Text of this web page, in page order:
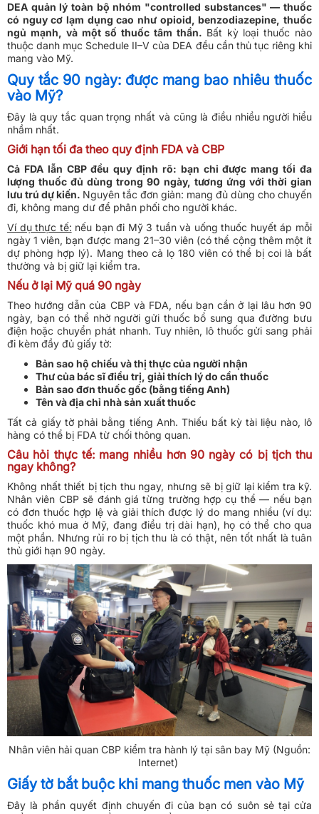
DEA quản lý toàn bộ nhóm "controlled substances" — thuốc
có nguy cơ lạm dụng cao như opioid, benzodiazepine, thuốc
ngủ mạnh, và một số thuốc tâm thần. Bất kỳ loại thuốc nào
thuộc danh mục Schedule II–V của DEA đều cần thủ tục riêng khi
mang vào Mỹ.
Quy tắc 90 ngày: được mang bao nhiêu thuốc
vào Mỹ?
Đây là quy tắc quan trọng nhất và cũng là điều nhiều người hiểu
nhầm nhất.
Giới hạn tối đa theo quy định FDA và CBP
Cả FDA lẫn CBP đều quy định rõ: bạn chỉ được mang tối đa
lượng thuốc đủ dùng trong 90 ngày, tương ứng với thời gian
lưu trú dự kiến. Nguyên tắc đơn giản: mang đủ dùng cho chuyến
đi, không mang dư để phân phối cho người khác.
Ví dụ thực tế: nếu bạn đi Mỹ 3 tuần và uống thuốc huyết áp mỗi
ngày 1 viên, bạn được mang 21–30 viên (có thể cộng thêm một ít
dự phòng hợp lý). Mang theo cả lọ 180 viên có thể bị coi là bất
thường và bị giữ lại kiểm tra.
Nếu ở lại Mỹ quá 90 ngày
Theo hướng dẫn của CBP và FDA, nếu bạn cần ở lại lâu hơn 90
ngày, bạn có thể nhờ người gửi thuốc bổ sung qua đường bưu
điện hoặc chuyển phát nhanh. Tuy nhiên, lô thuốc gửi sang phải
đi kèm đầy đủ giấy tờ:
Bản sao hộ chiếu và thị thực của người nhận
Thư của bác sĩ điều trị, giải thích lý do cần thuốc
Bản sao đơn thuốc gốc (bằng tiếng Anh)
Tên và địa chỉ nhà sản xuất thuốc
Tất cả giấy tờ phải bằng tiếng Anh. Thiếu bất kỳ tài liệu nào, lô
hàng có thể bị FDA từ chối thông quan.
Câu hỏi thực tế: mang nhiều hơn 90 ngày có bị tịch thu
ngay không?
Không nhất thiết bị tịch thu ngay, nhưng sẽ bị giữ lại kiểm tra kỹ.
Nhân viên CBP sẽ đánh giá từng trường hợp cụ thể — nếu bạn
có đơn thuốc hợp lệ và giải thích được lý do mang nhiều (ví dụ:
thuốc khó mua ở Mỹ, đang điều trị dài hạn), họ có thể cho qua
một phần. Nhưng rủi ro bị tịch thu là có thật, nên tốt nhất là tuân
thủ giới hạn 90 ngày.
Nhân viên hải quan CBP kiểm tra hành lý tại sân bay Mỹ (Nguồn:
Internet)
Giấy tờ bắt buộc khi mang thuốc men vào Mỹ
Đây là phần quyết định chuyến đi của bạn có suôn sẻ tại cửa